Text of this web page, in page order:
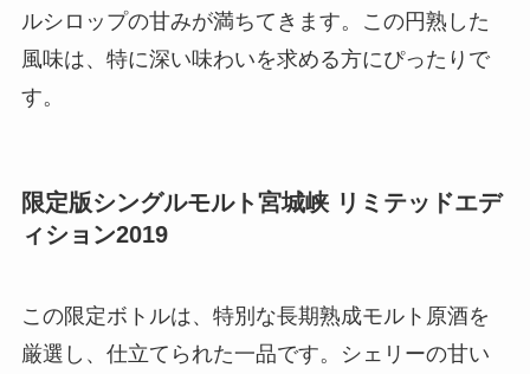
ルシロップの甘みが満ちてきます。この円熟した
風味は、特に深い味わいを求める方にぴったりで
す。
限定版シングルモルト宮城峡 リミテッドエデ
ィション2019
この限定ボトルは、特別な長期熟成モルト原酒を
厳選し、仕立てられた一品です。シェリーの甘い